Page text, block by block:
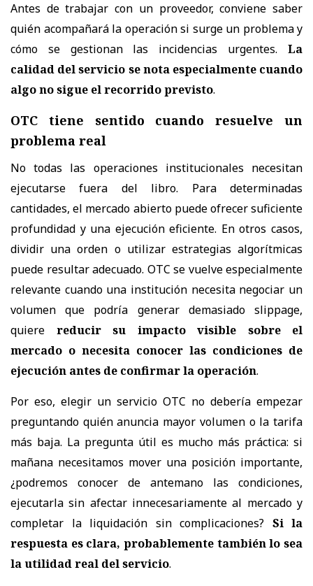
Antes de trabajar con un proveedor, conviene saber
quién acompañará la operación si surge un problema y
cómo se gestionan las incidencias urgentes. La
calidad del servicio se nota especialmente cuando
algo no sigue el recorrido previsto.
OTC tiene sentido cuando resuelve un
problema real
No todas las operaciones institucionales necesitan
ejecutarse fuera del libro. Para determinadas
cantidades, el mercado abierto puede ofrecer suficiente
profundidad y una ejecución eficiente. En otros casos,
dividir una orden o utilizar estrategias algorítmicas
puede resultar adecuado. OTC se vuelve especialmente
relevante cuando una institución necesita negociar un
volumen que podría generar demasiado slippage,
quiere reducir su impacto visible sobre el
mercado o necesita conocer las condiciones de
ejecución antes de confirmar la operación.
Por eso, elegir un servicio OTC no debería empezar
preguntando quién anuncia mayor volumen o la tarifa
más baja. La pregunta útil es mucho más práctica: si
mañana necesitamos mover una posición importante,
¿podremos conocer de antemano las condiciones,
ejecutarla sin afectar innecesariamente al mercado y
completar la liquidación sin complicaciones? Si la
respuesta es clara, probablemente también lo sea
la utilidad real del servicio.